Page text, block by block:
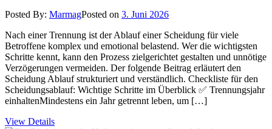
Posted By: MarmagPosted on 3. Juni 2026
Nach einer Trennung ist der Ablauf einer Scheidung für viele
Betroffene komplex und emotional belastend. Wer die wichtigsten
Schritte kennt, kann den Prozess zielgerichtet gestalten und unnötige
Verzögerungen vermeiden. Der folgende Beitrag erläutert den
Scheidung Ablauf strukturiert und verständlich. Checkliste für den
Scheidungsablauf: Wichtige Schritte im Überblick ✅ Trennungsjahr
einhaltenMindestens ein Jahr getrennt leben, um […]
View Details